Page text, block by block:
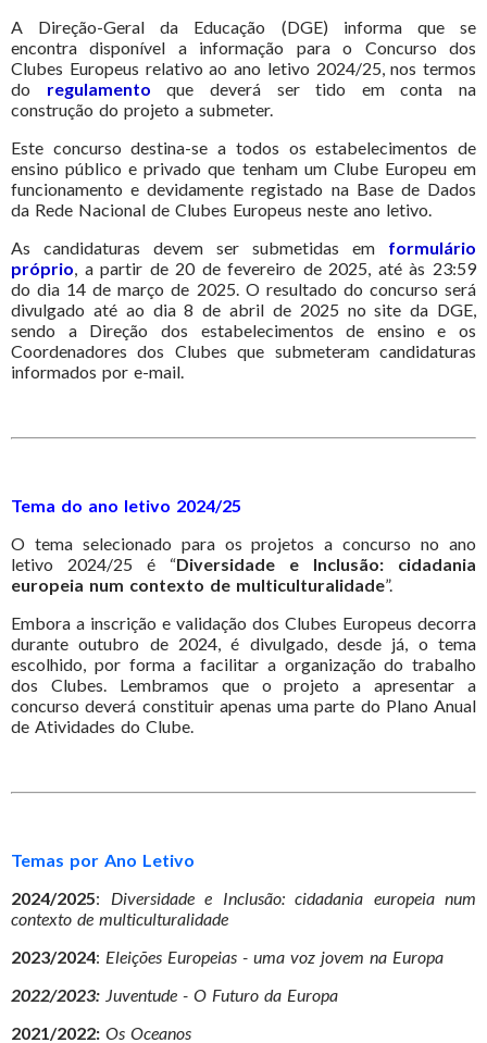
A Direção-Geral da Educação (DGE) informa que se
encontra disponível a informação para o Concurso dos
Clubes Europeus relativo ao ano letivo 2024/25, nos termos
do regulamento que deverá ser tido em conta na
construção do projeto a submeter.
Este concurso destina-se a todos os estabelecimentos de
ensino público e privado que tenham um Clube Europeu em
funcionamento e devidamente registado na Base de Dados
da Rede Nacional de Clubes Europeus neste ano letivo.
As candidaturas devem ser submetidas em
formulário
próprio, a partir de 20 de fevereiro de 2025, até às 23:59
do dia 14 de março de 2025. O resultado do concurso será
divulgado até ao dia 8 de abril de 2025 no site da DGE,
sendo a Direção dos estabelecimentos de ensino e os
Coordenadores dos Clubes que submeteram candidaturas
informados por e-mail.
Tema do ano letivo 2024/25
O tema selecionado para os projetos a concurso no ano
letivo 2024/25 é “Diversidade e Inclusão: cidadania
europeia num contexto de multiculturalidade”.
Embora a inscrição e validação dos Clubes Europeus decorra
durante outubro de 2024, é divulgado, desde já, o tema
escolhido, por forma a facilitar a organização do trabalho
dos Clubes. Lembramos que o projeto a apresentar a
concurso deverá constituir apenas uma parte do Plano Anual
de Atividades do Clube.
Temas por Ano Letivo
2024/2025: Diversidade e Inclusão: cidadania europeia num
contexto de multiculturalidade
2023/2024: Eleições Europeias - uma voz jovem na Europa
2022/2023: Juventude - O Futuro da Europa
2021/2022: Os Oceanos